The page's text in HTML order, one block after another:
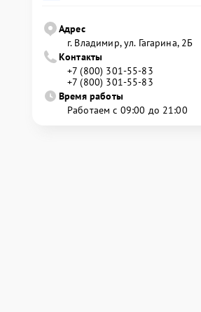
Адрес
г. Владимир, ул. Гагарина, 2Б
Контакты
+7 (800) 301-55-83
+7 (800) 301-55-83
Время работы
Работаем с 09:00 до 21:00